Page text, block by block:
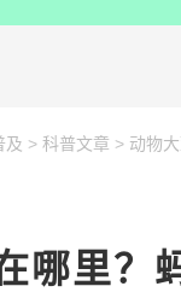
及 > 科普文章 > 动物
哪里？